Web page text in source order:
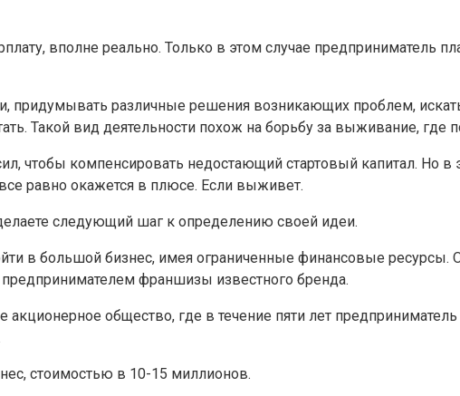
вполне реально. Только в этом случае предприниматель
придумывать различные решения возникающих проблем,
Такой вид деятельности похож на борьбу за выживание,
чтобы компенсировать недостающий стартовый капитал. Но
равно окажется в плюсе. Если выживет.
следующий шаг к определению своей идеи.
в большой бизнес, имея ограниченные финансовые ресурсы.
предпринимателем франшизы известного бренда.
общество, где в течение пяти лет
стоимостью в 10-15 миллионов.